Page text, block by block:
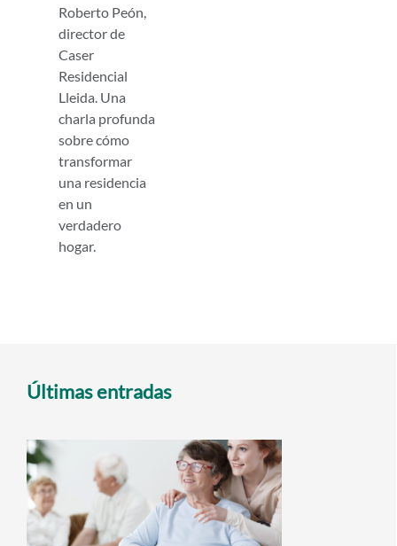
Roberto Peón,
director de
Caser
Residencial
Lleida. Una
charla profunda
sobre cómo
transformar
una residencia
en un
verdadero
hogar.
Últimas entradas